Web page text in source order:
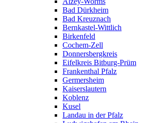
Bad Dürkheim
Bad Kreuznach
Bernkastel-Wittlich
Birkenfeld
Cochem-Zell
Donnersbergkreis
Eifelkreis Bitburg-Prüm
Frankenthal Pfalz
Germersheim
Kaiserslautern
Koblenz
Kusel
Landau in der Pfalz